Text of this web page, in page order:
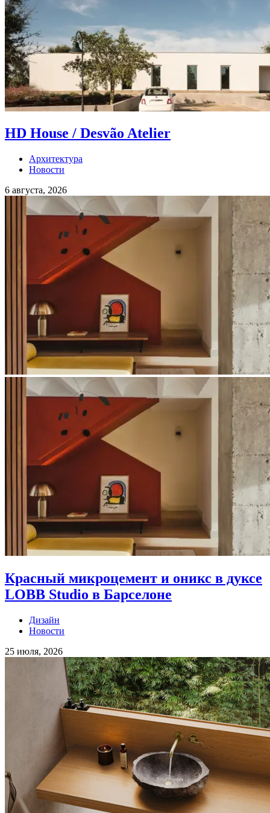
HD House / Desvão Atelier
Архитектура
Новости
6 августа, 2026
Красный микроцемент и оникс в дуксе
LOBB Studio в Барселоне
Дизайн
Новости
25 июля, 2026